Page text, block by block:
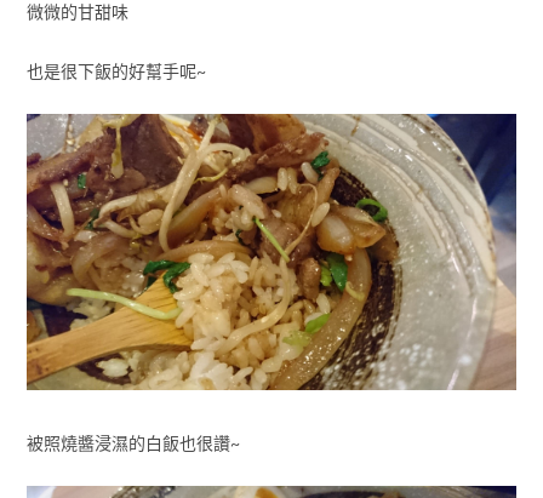
微微的甘甜味
也是很下飯的好幫手呢~
被照燒醬浸濕的白飯也很讚~